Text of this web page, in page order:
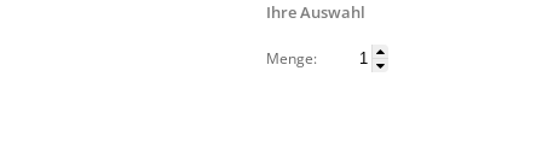
Ihre Auswahl
Menge: